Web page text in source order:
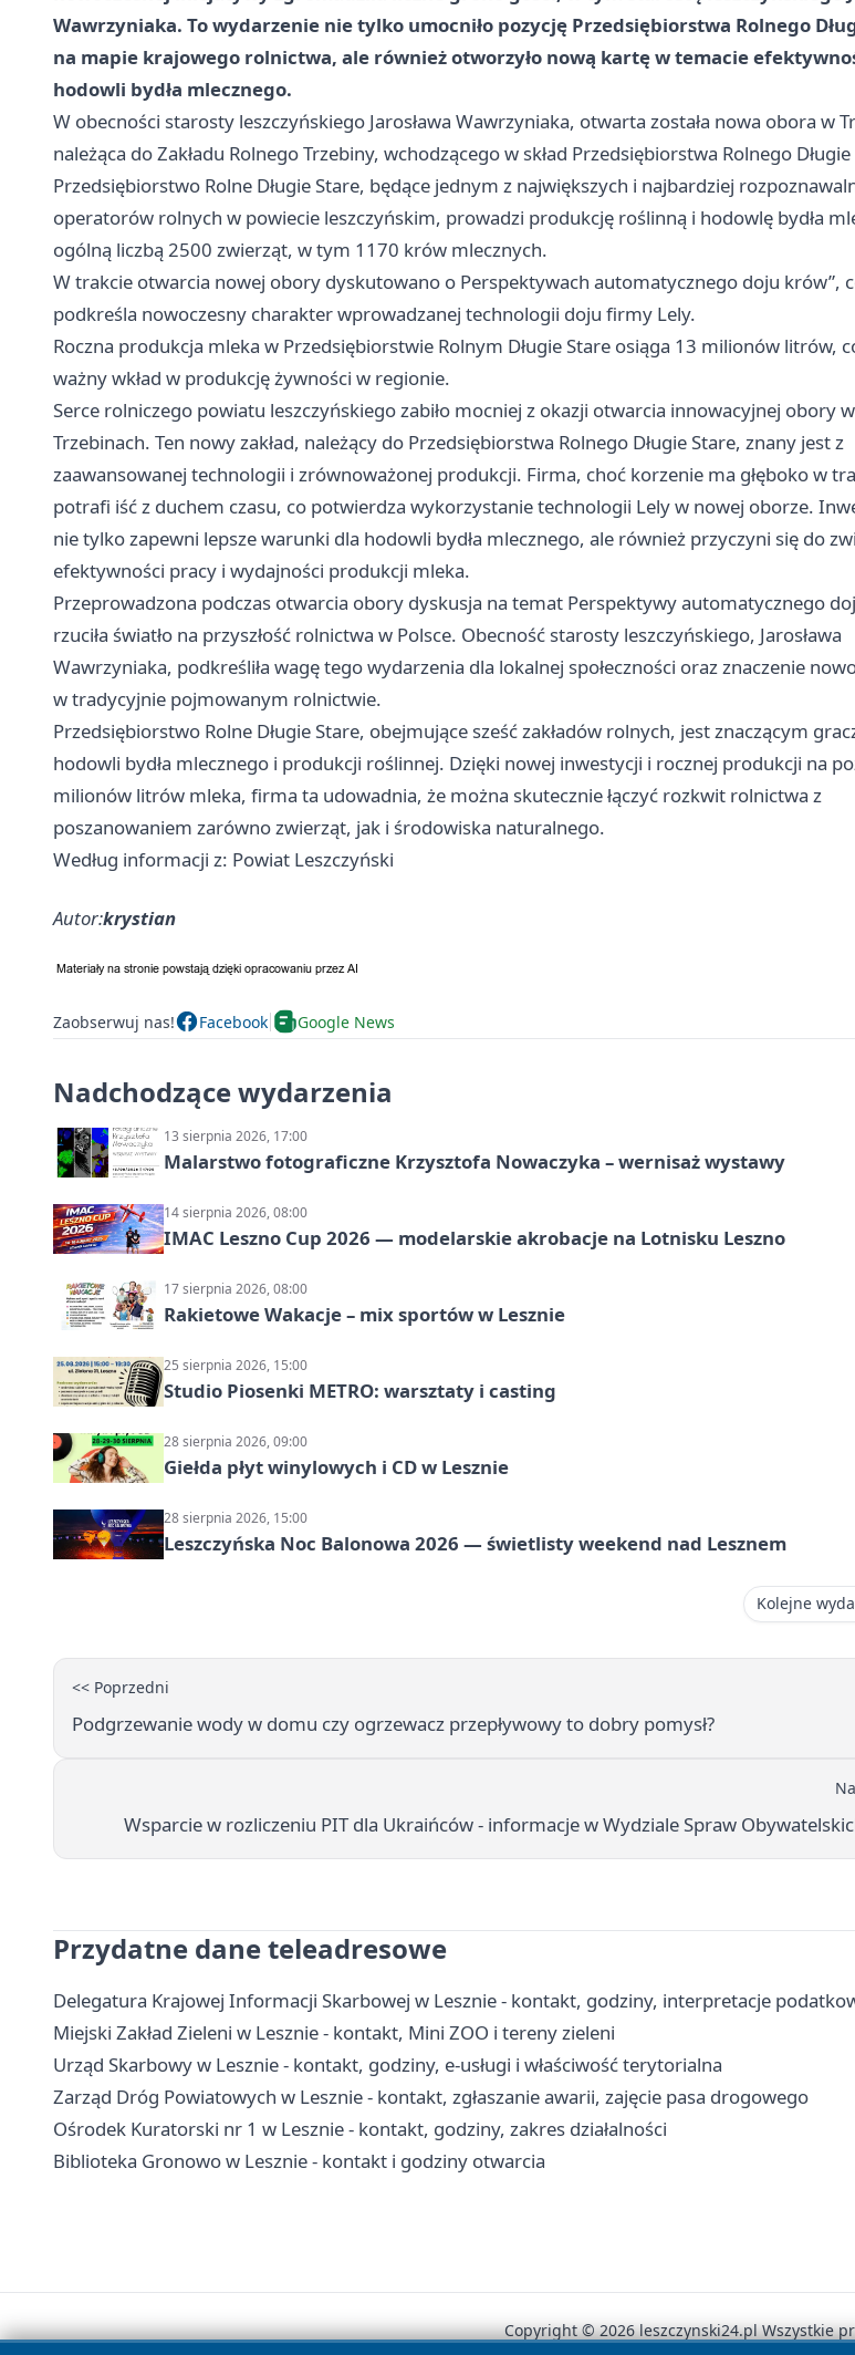
Wawrzyniaka. To wydarzenie nie tylko umocniło pozycję Przedsiębiorstwa Rolnego
na mapie krajowego rolnictwa, ale również otworzyło nową kartę w temacie
hodowli bydła mlecznego.
W obecności starosty leszczyńskiego Jarosława Wawrzyniaka, otwarta została nowa obora w
należąca do Zakładu Rolnego Trzebiny, wchodzącego w skład Przedsiębiorstwa Rolnego
Przedsiębiorstwo Rolne Długie Stare, będące jednym z największych i najbardziej
operatorów rolnych w powiecie leszczyńskim, prowadzi produkcję roślinną i hodowlę bydła
ogólną liczbą 2500 zwierząt, w tym 1170 krów mlecznych.
W trakcie otwarcia nowej obory dyskutowano o Perspektywach automatycznego doju krów”,
podkreśla nowoczesny charakter wprowadzanej technologii doju firmy Lely.
Roczna produkcja mleka w Przedsiębiorstwie Rolnym Długie Stare osiąga 13 milionów litrów,
ważny wkład w produkcję żywności w regionie.
Serce rolniczego powiatu leszczyńskiego zabiło mocniej z okazji otwarcia innowacyjnej obory w
Trzebinach. Ten nowy zakład, należący do Przedsiębiorstwa Rolnego Długie Stare, znany jest z
zaawansowanej technologii i zrównoważonej produkcji. Firma, choć korzenie ma głęboko w
potrafi iść z duchem czasu, co potwierdza wykorzystanie technologii Lely w nowej oborze.
nie tylko zapewni lepsze warunki dla hodowli bydła mlecznego, ale również przyczyni się do
efektywności pracy i wydajności produkcji mleka.
Przeprowadzona podczas otwarcia obory dyskusja na temat Perspektywy automatycznego
rzuciła światło na przyszłość rolnictwa w Polsce. Obecność starosty leszczyńskiego, Jarosława
Wawrzyniaka, podkreśliła wagę tego wydarzenia dla lokalnej społeczności oraz znaczenie
w tradycyjnie pojmowanym rolnictwie.
Przedsiębiorstwo Rolne Długie Stare, obejmujące sześć zakładów rolnych, jest znaczącym
hodowli bydła mlecznego i produkcji roślinnej. Dzięki nowej inwestycji i rocznej produkcji na
milionów litrów mleka, firma ta udowadnia, że można skutecznie łączyć rozkwit rolnictwa z
poszanowaniem zarówno zwierząt, jak i środowiska naturalnego.
Według informacji z: Powiat Leszczyński
Autor:krystian
Zaobserwuj nas! Facebook Google News
Nadchodzące wydarzenia
13 sierpnia 2026, 17:00
Malarstwo fotograficzne Krzysztofa Nowaczyka – wernisaż wystawy
14 sierpnia 2026, 08:00
IMAC Leszno Cup 2026 — modelarskie akrobacje na Lotnisku Leszno
17 sierpnia 2026, 08:00
Rakietowe Wakacje – mix sportów w Lesznie
25 sierpnia 2026, 15:00
Studio Piosenki METRO: warsztaty i casting
28 sierpnia 2026, 09:00
Giełda płyt winylowych i CD w Lesznie
28 sierpnia 2026, 15:00
Leszczyńska Noc Balonowa 2026 — świetlisty weekend nad Lesznem
Kolejne
<< Poprzedni
Podgrzewanie wody w domu czy ogrzewacz przepływowy to dobry pomysł?
Wsparcie w rozliczeniu PIT dla Ukraińców - informacje w Wydziale Spraw
Przydatne dane teleadresowe
Delegatura Krajowej Informacji Skarbowej w Lesznie - kontakt, godziny, interpretacje
Miejski Zakład Zieleni w Lesznie - kontakt, Mini ZOO i tereny zieleni
Urząd Skarbowy w Lesznie - kontakt, godziny, e-usługi i właściwość terytorialna
Zarząd Dróg Powiatowych w Lesznie - kontakt, zgłaszanie awarii, zajęcie pasa drogowego
Ośrodek Kuratorski nr 1 w Lesznie - kontakt, godziny, zakres działalności
Biblioteka Gronowo w Lesznie - kontakt i godziny otwarcia
Copyright © 2026 leszczynski24.pl Wszystkie